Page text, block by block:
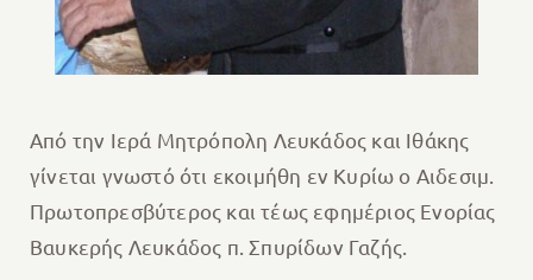
Από την Ιερά Μητρόπολη Λευκάδος και Ιθάκης
γίνεται γνωστό ότι εκοιμήθη εν Κυρίω o Αιδεσιμ.
Πρωτοπρεσβύτερος και τέως εφημέριος Ενορίας
Βαυκερής Λευκάδος π. Σπυρίδων Γαζής.